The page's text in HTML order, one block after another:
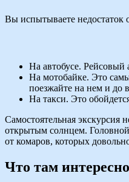
Вы испытываете недостаток
На автобусе. Рейсовый
На мотобайке. Это
поезжайте на нем и до
На такси. Это
Самостоятельная экскурсия
открытым солнцем. Головной
от комаров, которых
Что там